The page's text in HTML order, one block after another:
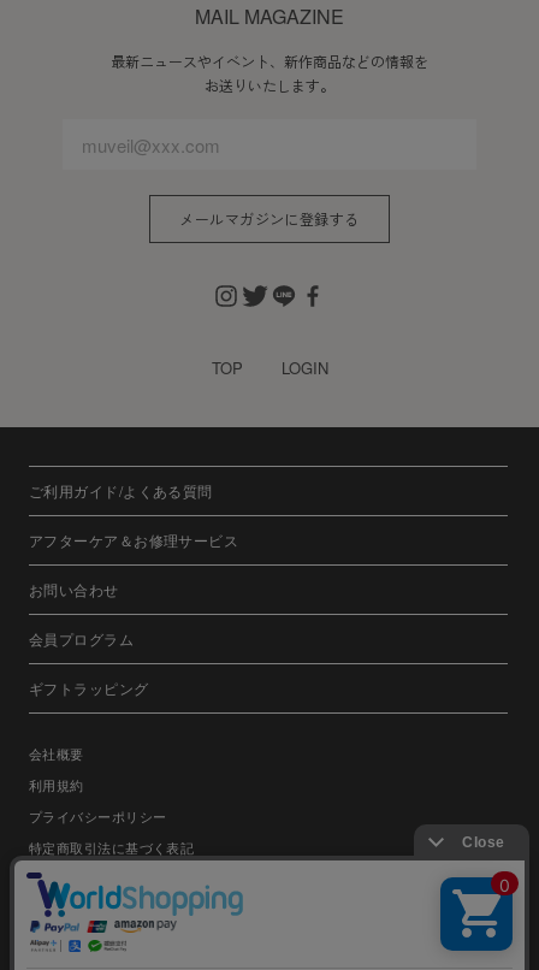
MAIL MAGAZINE
最新ニュースやイベント、新作商品などの情報を
お送りいたします。
メールマガジンに登録する
TOP LOGIN
ご利用ガイド/よくある質問
アフターケア＆お修理サービス
お問い合わせ
会員プログラム
ギフトラッピング
会社概要
利用規約
プライバシーポリシー
特定商取引法に基づく表記
日本語 English ©FRIENDS CO.,LTD.